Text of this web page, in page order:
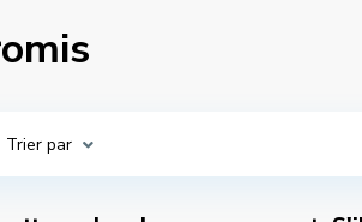
Trier par